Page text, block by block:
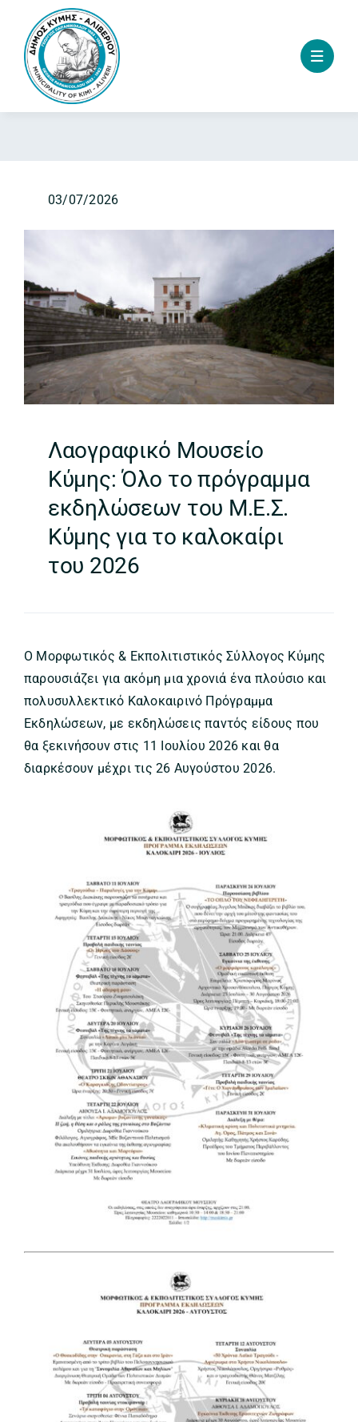
content
03/07/2026
Λαογραφικό Μουσείο
Κύμης: Όλο το πρόγραμμα
εκδηλώσεων του Μ.Ε.Σ.
Κύμης για το καλοκαίρι
του 2026
Ο Μορφωτικός & Εκπολιτιστικός Σύλλογος Κύμης
παρουσιάζει για ακόμη μια χρονιά ένα πλούσιο και
πολυσυλλεκτικό Καλοκαιρινό Πρόγραμμα
Εκδηλώσεων, με εκδηλώσεις παντός είδους που
θα ξεκινήσουν στις 11 Ιουλίου 2026 και θα
διαρκέσουν μέχρι τις 26 Αυγούστου 2026.